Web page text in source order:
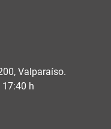
Valparaíso.
17:40 h